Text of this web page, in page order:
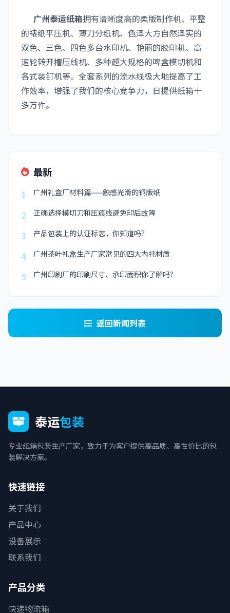
广州泰运纸箱拥有清晰度高的柔版制作机、平整
的裱纸平压机、薄刀分纸机、色泽大方自然泽实的
双色、三色、四色多台水印机、艳丽的胶印机、高
速轮转开槽压线机、多种超大规格的啤盒模切机和
各式装钉机等。全套系列的流水线极大地提高了工
作效率，增强了我们的核心竞争力，日提供纸箱十
多万件。
最新
1
广州礼盒厂材料篇——触感光滑的铜版纸
2 正确选择模切刀和压痕线避免印后故障
3 产品包装上的认证标志，你知道吗？
4 广州茶叶礼盒生产厂家常见的四大内托材质
5 广州印刷厂的印刷尺寸、承印面积你了解吗？
返回新闻列表
泰运包装
专业纸箱包装生产厂家，致力于为客户提供高品质、高性价比的包
装解决方案。
快速链接
关于我们
产品中心
设备展示
联系我们
产品分类
快递物流箱